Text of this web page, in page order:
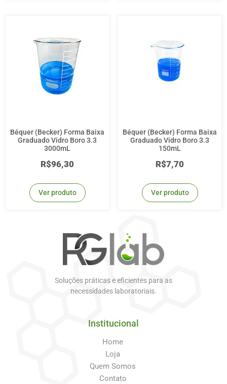
Béquer (Becker) Forma Baixa
Graduado Vidro Boro 3.3
3000mL
R$96,30
Ver produto
Béquer (Becker) Forma Baixa
Graduado Vidro Boro 3.3
150mL
R$7,70
Ver produto
Soluções práticas e eficientes para as
necessidades laboratoriais.
Institucional
Home
Loja
Quem Somos
Contato